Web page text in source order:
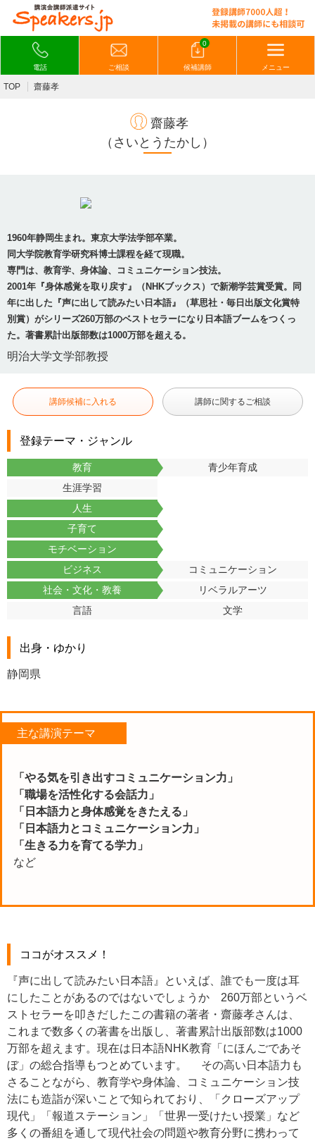
電話 ご相談
0
候補講師 メニュー
TOP 齋藤孝
齋藤孝
（さいとうたかし）
1960年静岡生まれ。東京大学法学部卒業。
同大学院教育学研究科博士課程を経て現職。
専門は、教育学、身体論、コミュニケーション技法。
2001年『身体感覚を取り戻す』（NHKブックス）で新潮学芸賞受賞。同
年に出した『声に出して読みたい日本語』（草思社・毎日出版文化賞特
別賞）がシリーズ260万部のベストセラーになり日本語ブームをつくっ
た。著書累計出版部数は1000万部を超える。
明治大学文学部教授
講師候補に入れる 講師に関するご相談
登録テーマ・ジャンル
教育
青少年育成
生涯学習
人生
子育て
モチベーション
ビジネス
コミュニケーション
社会・文化・教養
リベラルアーツ
言語
文学
出身・ゆかり
静岡県
主な講演テーマ
「やる気を引き出すコミュニケーション力」
「職場を活性化する会話力」
「日本語力と身体感覚をきたえる」
「日本語力とコミュニケーション力」
「生きる力を育てる学力」
など
ココがオススメ！
『声に出して読みたい日本語』といえば、誰でも一度は耳
にしたことがあるのではないでしょうか 260万部というベ
ストセラーを叩きだしたこの書籍の著者・齋藤孝さんは、
これまで数多くの著書を出版し、著書累計出版部数は1000
万部を超えます。現在は日本語NHK教育「にほんごであそ
ぼ」の総合指導もつとめています。 その高い日本語力も
さることながら、教育学や身体論、コミュニケーション技
法にも造詣が深いことで知られており、「クローズアップ
現代」「報道ステーション」「世界一受けたい授業」など
多くの番組を通して現代社会の問題や教育分野に携わって